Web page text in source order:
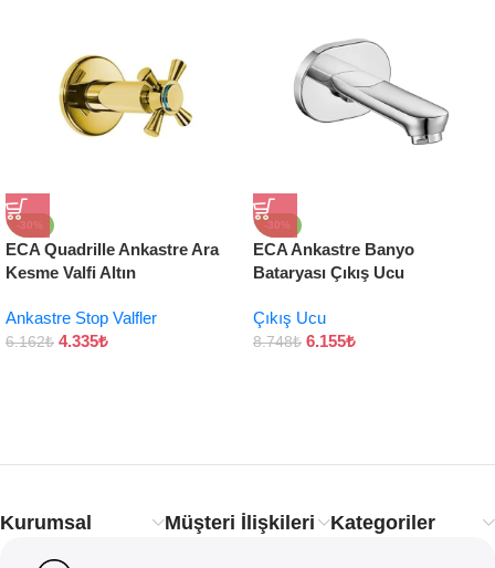
-30%
ECA Quadrille Ankastre Ara
Kesme Valfi Altın
Ankastre Stop Valfler
6.162₺ 4.335₺
-30%
ECA Ankastre Banyo
Bataryası Çıkış Ucu
Çıkış Ucu
8.748₺ 6.155₺
Kurumsal Müşteri İlişkileri Kategoriler